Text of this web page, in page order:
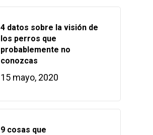
4 datos sobre la visión de
los perros que
probablemente no
conozcas
15 mayo, 2020
9 cosas que